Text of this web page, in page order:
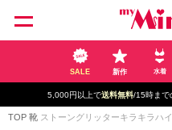
SALE 新作 水着
5,000円以上で送料無料/15時まで
TOP 靴 ストーングリッターキラキラハ